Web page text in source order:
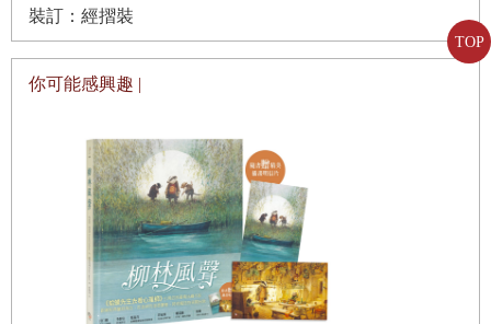
TOP
裝訂：經摺裝
你可能感興趣 |